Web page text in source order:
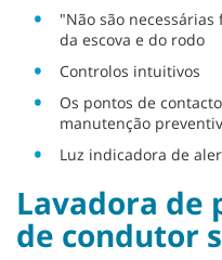
"Não são
da escova e do rodo
Controlos intuitivos
Os pontos de
manutenção
Luz indicadora de
Lavadora de
de condutor